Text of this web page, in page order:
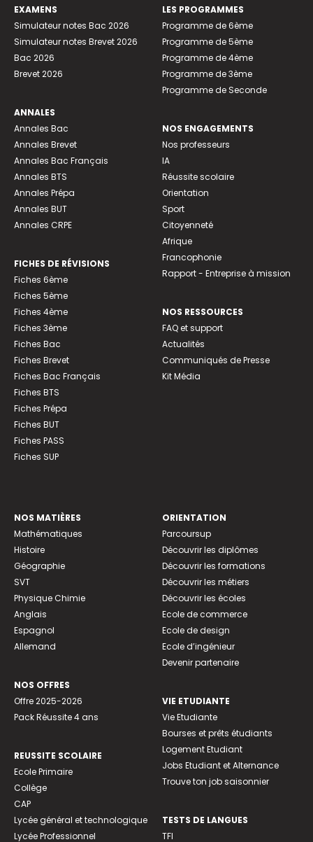
EXAMENS
Simulateur notes Bac 2026
Simulateur notes Brevet 2026
Bac 2026
Brevet 2026
ANNALES
Annales Bac
Annales Brevet
Annales Bac Français
Annales BTS
Annales Prépa
Annales BUT
Annales CRPE
FICHES DE RÉVISIONS
Fiches 6ème
Fiches 5ème
Fiches 4ème
Fiches 3ème
Fiches Bac
Fiches Brevet
Fiches Bac Français
Fiches BTS
Fiches Prépa
Fiches BUT
Fiches PASS
Fiches SUP
LES PROGRAMMES
Programme de 6ème
Programme de 5ème
Programme de 4ème
Programme de 3ème
Programme de Seconde
NOS ENGAGEMENTS
Nos professeurs
IA
Réussite scolaire
Orientation
Sport
Citoyenneté
Afrique
Francophonie
Rapport - Entreprise à mission
NOS RESSOURCES
FAQ et support
Actualités
Communiqués de Presse
Kit Média
NOS MATIÈRES
Mathématiques
Histoire
Géographie
SVT
Physique Chimie
Anglais
Espagnol
Allemand
NOS OFFRES
Offre 2025-2026
Pack Réussite 4 ans
REUSSITE SCOLAIRE
Ecole Primaire
Collège
CAP
Lycée général et technologique
Lycée Professionnel
ORIENTATION
Parcoursup
Découvrir les diplômes
Découvrir les formations
Découvrir les métiers
Découvrir les écoles
Ecole de commerce
Ecole de design
Ecole d’ingénieur
Devenir partenaire
VIE ETUDIANTE
Vie Etudiante
Bourses et prêts étudiants
Logement Etudiant
Jobs Etudiant et Alternance
Trouve ton job saisonnier
TESTS DE LANGUES
TFI